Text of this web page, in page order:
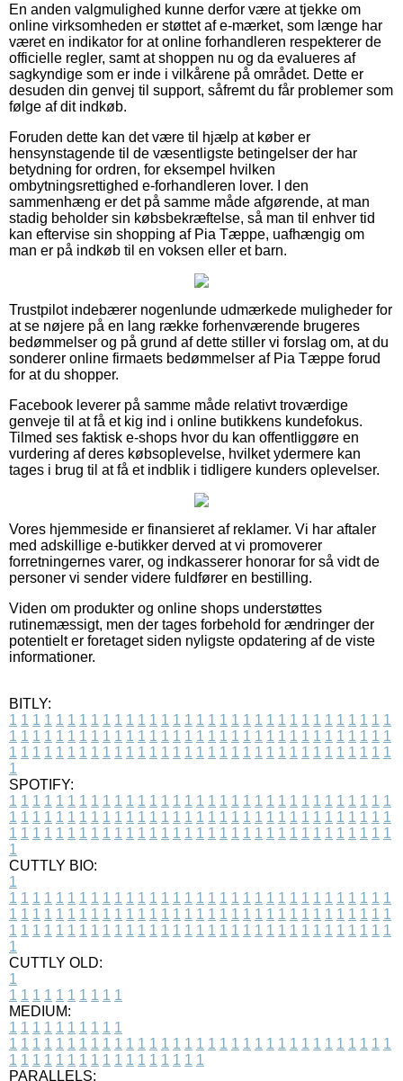
En anden valgmulighed kunne derfor være at tjekke om
online virksomheden er støttet af e-mærket, som længe har
været en indikator for at online forhandleren respekterer de
officielle regler, samt at shoppen nu og da evalueres af
sagkyndige som er inde i vilkårene på området. Dette er
desuden din genvej til support, såfremt du får problemer som
følge af dit indkøb.
Foruden dette kan det være til hjælp at køber er
hensynstagende til de væsentligste betingelser der har
betydning for ordren, for eksempel hvilken
ombytningsrettighed e-forhandleren lover. I den
sammenhæng er det på samme måde afgørende, at man
stadig beholder sin købsbekræftelse, så man til enhver tid
kan eftervise sin shopping af Pia Tæppe, uafhængig om
man er på indkøb til en voksen eller et barn.
Trustpilot indebærer nogenlunde udmærkede muligheder for
at se nøjere på en lang række forhenværende brugeres
bedømmelser og på grund af dette stiller vi forslag om, at du
sonderer online firmaets bedømmelser af Pia Tæppe forud
for at du shopper.
Facebook leverer på samme måde relativt troværdige
genveje til at få et kig ind i online butikkens kundefokus.
Tilmed ses faktisk e-shops hvor du kan offentliggøre en
vurdering af deres købsoplevelse, hvilket ydermere kan
tages i brug til at få et indblik i tidligere kunders oplevelser.
Vores hjemmeside er finansieret af reklamer. Vi har aftaler
med adskillige e-butikker derved at vi promoverer
forretningernes varer, og indkasserer honorar for så vidt de
personer vi sender videre fuldfører en bestilling.
Viden om produkter og online shops understøttes
rutinemæssigt, men der tages forbehold for ændringer der
potentielt er foretaget siden nyligste opdatering af de viste
informationer.
BITLY:
1 1 1 1 1 1 1 1 1 1 1 1 1 1 1 1 1 1 1 1 1 1 1 1 1 1 1 1 1 1 1 1 1
1 1 1 1 1 1 1 1 1 1 1 1 1 1 1 1 1 1 1 1 1 1 1 1 1 1 1 1 1 1 1 1 1
1 1 1 1 1 1 1 1 1 1 1 1 1 1 1 1 1 1 1 1 1 1 1 1 1 1 1 1 1 1 1 1 1
1
SPOTIFY:
1 1 1 1 1 1 1 1 1 1 1 1 1 1 1 1 1 1 1 1 1 1 1 1 1 1 1 1 1 1 1 1 1
1 1 1 1 1 1 1 1 1 1 1 1 1 1 1 1 1 1 1 1 1 1 1 1 1 1 1 1 1 1 1 1 1
1 1 1 1 1 1 1 1 1 1 1 1 1 1 1 1 1 1 1 1 1 1 1 1 1 1 1 1 1 1 1 1 1
1
CUTTLY BIO:
1
1 1 1 1 1 1 1 1 1 1 1 1 1 1 1 1 1 1 1 1 1 1 1 1 1 1 1 1 1 1 1 1 1
1 1 1 1 1 1 1 1 1 1 1 1 1 1 1 1 1 1 1 1 1 1 1 1 1 1 1 1 1 1 1 1 1
1 1 1 1 1 1 1 1 1 1 1 1 1 1 1 1 1 1 1 1 1 1 1 1 1 1 1 1 1 1 1 1 1
1
CUTTLY OLD:
1
1 1 1 1 1 1 1 1 1 1
MEDIUM:
1 1 1 1 1 1 1 1 1 1
1 1 1 1 1 1 1 1 1 1 1 1 1 1 1 1 1 1 1 1 1 1 1 1 1 1 1 1 1 1 1 1 1
1 1 1 1 1 1 1 1 1 1 1 1 1 1 1 1 1
PARALLELS: